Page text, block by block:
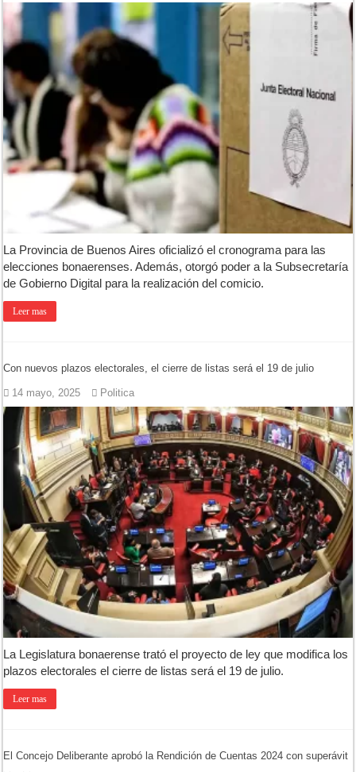
La Provincia de Buenos Aires oficializó el cronograma para las
elecciones bonaerenses. Además, otorgó poder a la Subsecretaría
de Gobierno Digital para la realización del comicio.
Leer mas
Con nuevos plazos electorales, el cierre de listas será el 19 de julio
14 mayo, 2025 Politica
La Legislatura bonaerense trató el proyecto de ley que modifica los
plazos electorales el cierre de listas será el 19 de julio.
Leer mas
El Concejo Deliberante aprobó la Rendición de Cuentas 2024 con superávit